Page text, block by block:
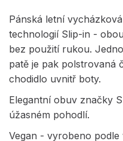
Pánská letní
technologií Slip-in -
bez použití rukou.
patě je pak polstrovaná
chodidlo uvnitř boty.
Elegantní obuv značky
úžasném pohodlí.
Vegan - vyrobeno podle